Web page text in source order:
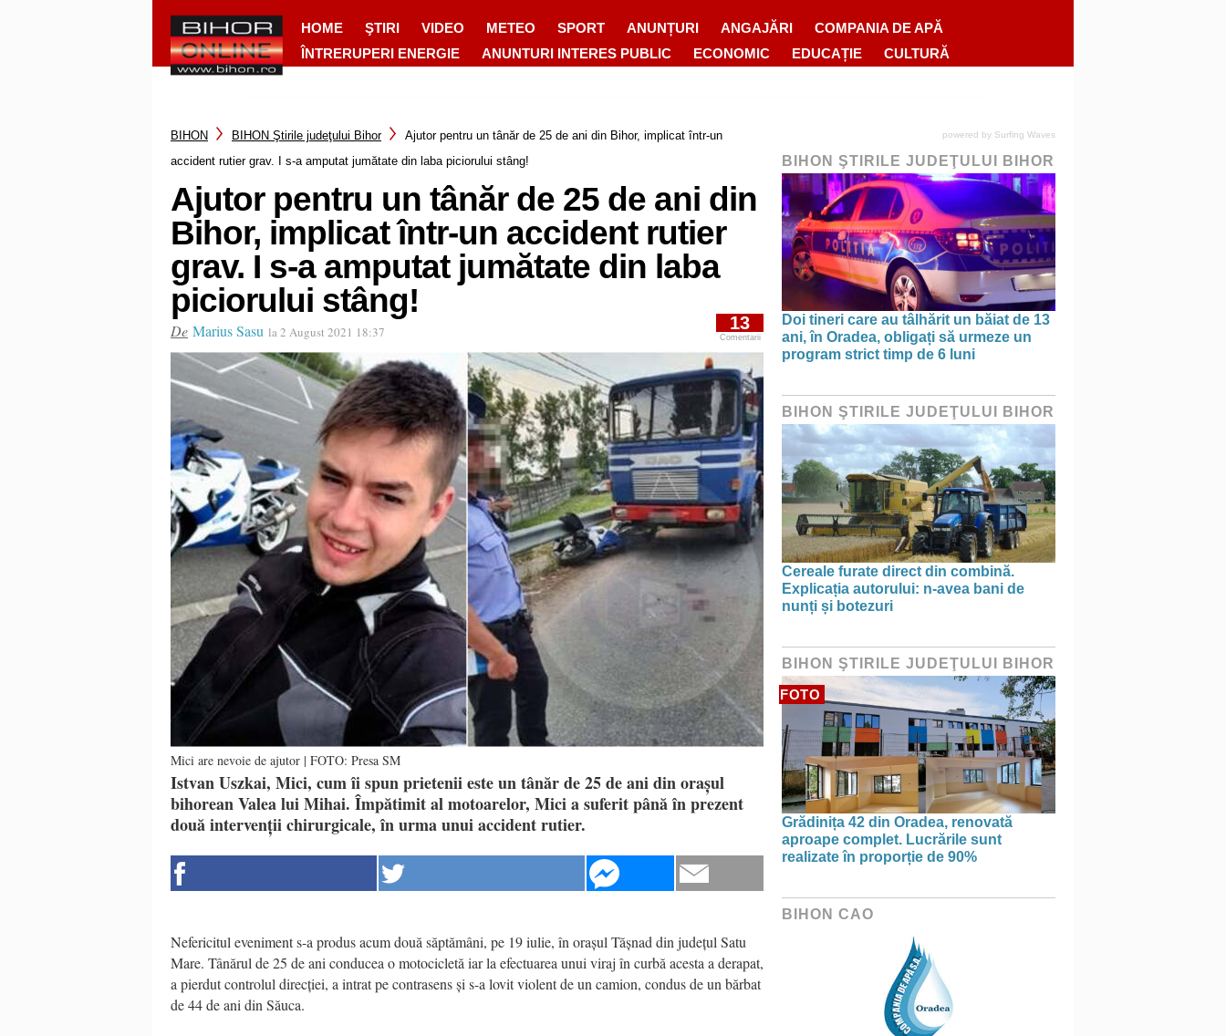
HOME ŞTIRI VIDEO METEO SPORT ANUNȚURI ANGAJĂRI
COMPANIA DE APĂ
ÎNTRERUPERI ENERGIE
ANUNTURI INTERES PUBLIC ECONOMIC EDUCAȚIE CULTURĂ
BIHON BIHON Ştirile judeţului Bihor
Ajutor pentru un tânăr de 25 de ani din Bihor, implicat într-un
accident rutier grav. I s-a amputat jumătate din laba piciorului stâng!
Ajutor pentru un tânăr de 25 de ani din
Bihor, implicat într-un accident rutier
grav. I s-a amputat jumătate din laba
piciorului stâng!
De Marius Sasu la 2 August 2021 18:37 13
Comentarii
Mici are nevoie de ajutor | FOTO: Presa SM
Istvan Uszkai, Mici, cum îi spun prietenii este un tânăr de 25 de ani din orașul
bihorean Valea lui Mihai. Împătimit al motoarelor, Mici a suferit până în prezent
două intervenții chirurgicale, în urma unui accident rutier.
Nefericitul eveniment s-a produs acum două săptămâni, pe 19 iulie, în orașul Tășnad din județul Satu
Mare. Tânărul de 25 de ani conducea o motocicletă iar la efectuarea unui viraj în curbă acesta a derapat,
a pierdut controlul direcției, a intrat pe contrasens și s-a lovit violent de un camion, condus de un bărbat
de 44 de ani din Săuca.
powered by Surfing Waves
BIHON ŞTIRILE JUDEŢULUI BIHOR
Doi tineri care au tâlhărit un băiat de 13
ani, în Oradea, obligați să urmeze un
program strict timp de 6 luni
BIHON ŞTIRILE JUDEŢULUI BIHOR
Cereale furate direct din combină.
Explicația autorului: n-avea bani de
nunți și botezuri
BIHON ŞTIRILE JUDEŢULUI BIHOR
FOTO
Grădinița 42 din Oradea, renovată
aproape complet. Lucrările sunt
realizate în proporție de 90%
BIHON CAO